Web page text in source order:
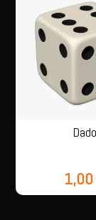
Dado
1,00